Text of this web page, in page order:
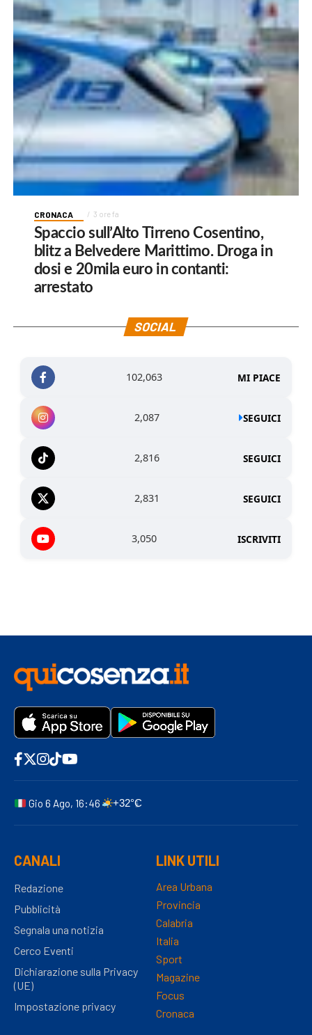
CRONACA 3 ore fa
Spaccio sull’Alto Tirreno Cosentino,
blitz a Belvedere Marittimo. Droga in
dosi e 20mila euro in contanti:
arrestato
SOCIAL
102,063 MI PIACE
2,087 SEGUICI
2,816 SEGUICI
2,831 SEGUICI
3,050 ISCRIVITI
Gio 6 Ago, 16:46 +32°C
CANALI
Redazione
Pubblicità
Segnala una notizia
Cerco Eventi
Dichiarazione sulla Privacy
(UE)
Impostazione privacy
LINK UTILI
Area Urbana
Provincia
Calabria
Italia
Sport
Magazine
Focus
Cronaca